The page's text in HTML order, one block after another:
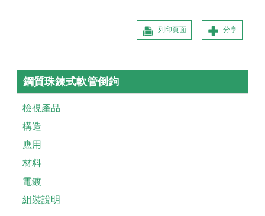
分享
列印頁面
鋼質珠鍊式軟管倒鉤
檢視產品
構造
應用
材料
電鍍
組裝說明